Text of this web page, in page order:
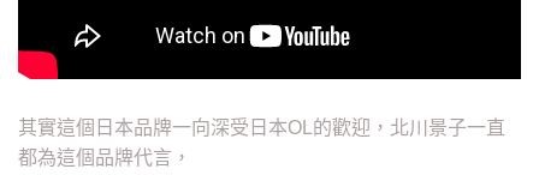
其實這個日本品牌一向深受日本OL的歡迎，北川景子一直
都為這個品牌代言，